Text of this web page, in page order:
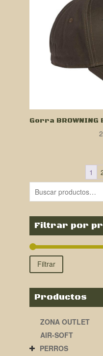
Gorra BROWNING
1
Filtrar por
Filtrar
Productos
ZONA OUTLET
AIR-SOFT
PERROS